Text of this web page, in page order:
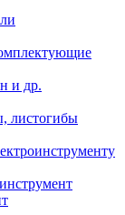
и др.
листогибы